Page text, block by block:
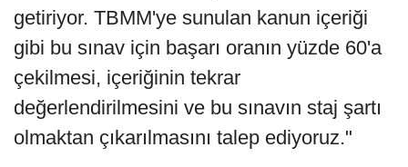
getiriyor. TBMM'ye sunulan kanun içeriği
gibi bu sınav için başarı oranın yüzde 60'a
çekilmesi, içeriğinin tekrar
değerlendirilmesini ve bu sınavın staj şartı
olmaktan çıkarılmasını talep ediyoruz."